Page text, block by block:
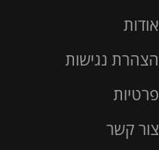
אודות
הצהרת נגישות
פרטיות
צור קשר